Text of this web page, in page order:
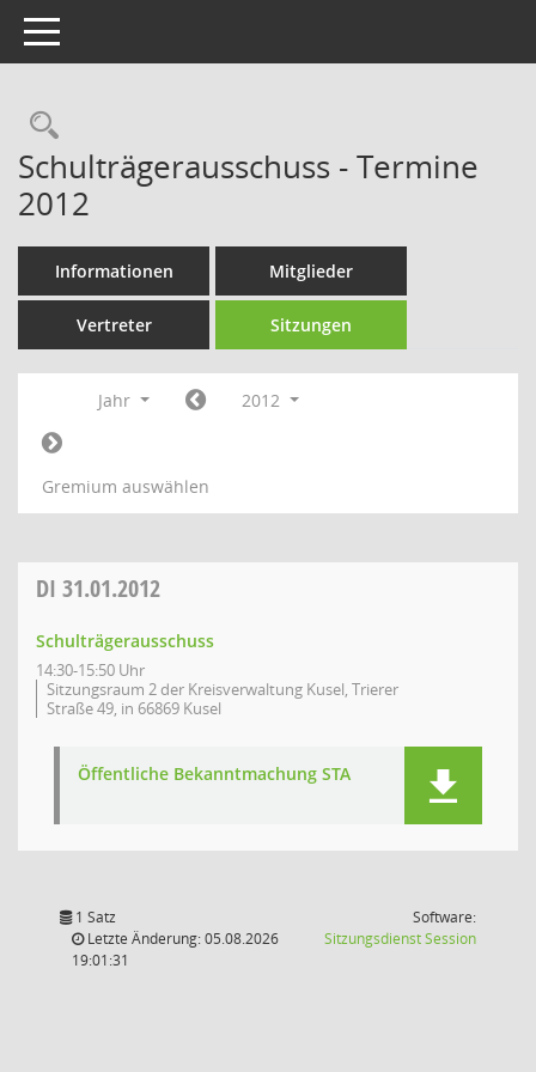
Toggle navigation
Rechercheauswahl
Schulträgerausschuss - Termine
2012
Informationen Mitglieder
Vertreter Sitzungen
Jahr 2012
Gremium auswählen
DI 31.01.2012
Schulträgerausschuss
14:30-15:50 Uhr
Sitzungsraum 2 der Kreisverwaltung Kusel, Trierer
Straße 49, in 66869 Kusel
Öffentliche Bekanntmachung STA
1 Satz
Letzte Änderung: 05.08.2026
19:01:31
Software:
SitzungsdienstSession(Wird in